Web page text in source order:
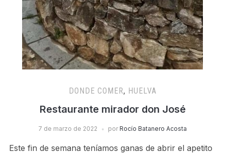
DONDE COMER, HUELVA
Restaurante mirador don José
7 de marzo de 2022 por Rocío Batanero Acosta
Este fin de semana teníamos ganas de abrir el apetito